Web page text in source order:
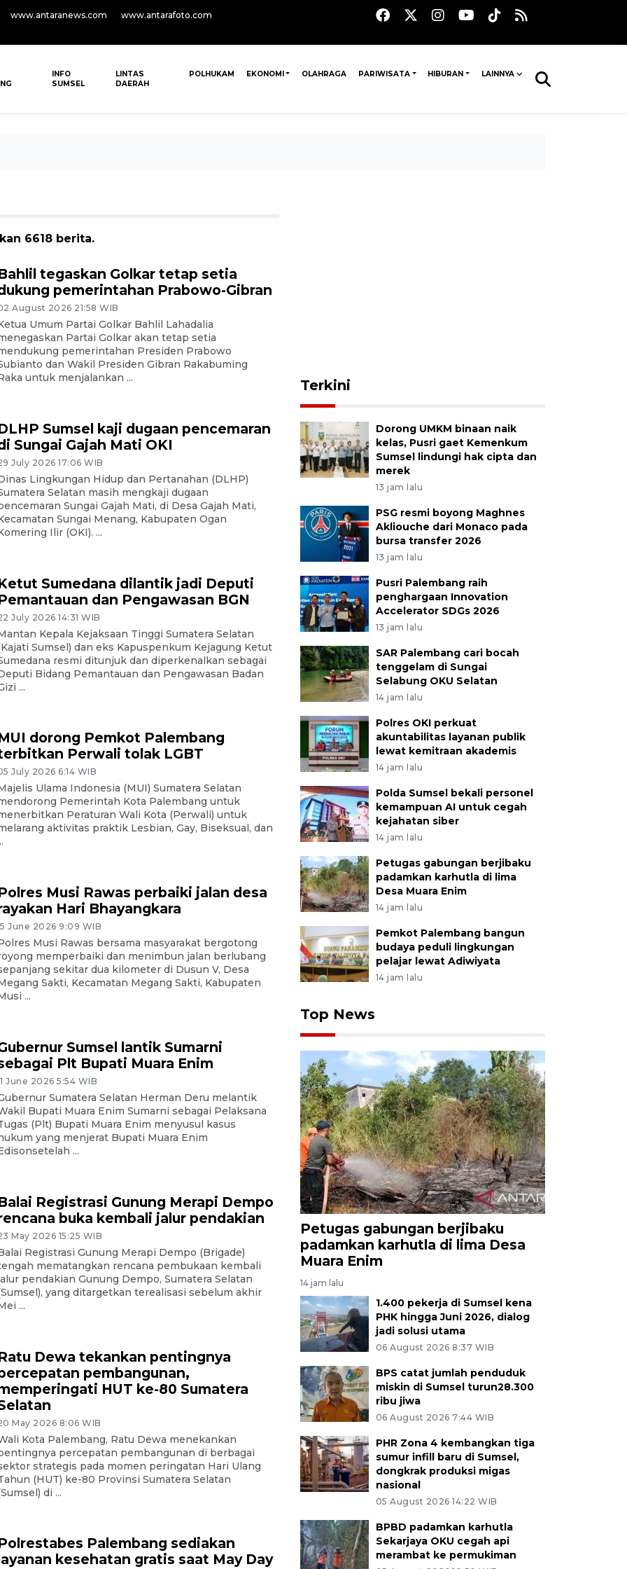
www.antaranews.com www.antarafoto.com
INFO
SUMSEL
LINTAS
DAERAH
POLHUKAM EKONOMI OLAHRAGA PARIWISATA HIBURAN LAINNYA
6618 berita.
tegaskan Golkar tetap setia
pemerintahan Prabowo-Gibran
August 2026 21:58 WIB
Umum Partai Golkar Bahlil Lahadalia
Partai Golkar akan tetap setia
pemerintahan Presiden Prabowo
dan Wakil Presiden Gibran Rakabuming
untuk menjalankan ...
Sumsel kaji dugaan pencemaran
Sungai Gajah Mati OKI
July 2026 17:06 WIB
Lingkungan Hidup dan Pertanahan (DLHP)
Selatan masih mengkaji dugaan
Sungai Gajah Mati, di Desa Gajah Mati,
Sungai Menang, Kabupaten Ogan
Ilir (OKI). ...
Sumedana dilantik jadi Deputi
dan Pengawasan BGN
July 2026 14:31 WIB
Kepala Kejaksaan Tinggi Sumatera Selatan
Sumsel) dan eks Kapuspenkum Kejagung Ketut
resmi ditunjuk dan diperkenalkan sebagai
Bidang Pemantauan dan Pengawasan Badan
...
dorong Pemkot Palembang
Perwali tolak LGBT
July 2026 6:14 WIB
Ulama Indonesia (MUI) Sumatera Selatan
Pemerintah Kota Palembang untuk
Peraturan Wali Kota (Perwali) untuk
aktivitas praktik Lesbian, Gay, Biseksual, dan
Musi Rawas perbaiki jalan desa
Hari Bhayangkara
June 2026 9:09 WIB
Musi Rawas bersama masyarakat bergotong
memperbaiki dan menimbun jalan berlubang
sekitar dua kilometer di Dusun V, Desa
Sakti, Kecamatan Megang Sakti, Kabupaten
...
Sumsel lantik Sumarni
Plt Bupati Muara Enim
June 2026 5:54 WIB
Sumatera Selatan Herman Deru melantik
Bupati Muara Enim Sumarni sebagai Pelaksana
(Plt) Bupati Muara Enim menyusul kasus
yang menjerat Bupati Muara Enim
...
Registrasi Gunung Merapi Dempo
buka kembali jalur pendakian
May 2026 15:25 WIB
Registrasi Gunung Merapi Dempo (Brigade)
mematangkan rencana pembukaan kembali
pendakian Gunung Dempo, Sumatera Selatan
yang ditargetkan terealisasi sebelum akhir
...
Dewa tekankan pentingnya
pembangunan,
HUT ke-80 Sumatera
May 2026 8:06 WIB
Kota Palembang, Ratu Dewa menekankan
percepatan pembangunan di berbagai
strategis pada momen peringatan Hari Ulang
(HUT) ke-80 Provinsi Sumatera Selatan
di ...
Palembang sediakan
kesehatan gratis saat May Day
Terkini
Dorong UMKM binaan naik
kelas, Pusri gaet Kemenkum
Sumsel lindungi hak cipta dan
merek
13 jam lalu
PSG resmi boyong Maghnes
Akliouche dari Monaco pada
bursa transfer 2026
13 jam lalu
Pusri Palembang raih
penghargaan Innovation
Accelerator SDGs 2026
13 jam lalu
SAR Palembang cari bocah
tenggelam di Sungai
Selabung OKU Selatan
14 jam lalu
Polres OKI perkuat
akuntabilitas layanan publik
lewat kemitraan akademis
14 jam lalu
Polda Sumsel bekali personel
kemampuan AI untuk cegah
kejahatan siber
14 jam lalu
Petugas gabungan berjibaku
padamkan karhutla di lima
Desa Muara Enim
14 jam lalu
Pemkot Palembang bangun
budaya peduli lingkungan
pelajar lewat Adiwiyata
14 jam lalu
Top News
Petugas gabungan berjibaku
padamkan karhutla di lima Desa
Muara Enim
14 jam lalu
1.400 pekerja di Sumsel kena
PHK hingga Juni 2026, dialog
jadi solusi utama
06 August 2026 8:37 WIB
BPS catat jumlah penduduk
miskin di Sumsel turun28.300
ribu jiwa
06 August 2026 7:44 WIB
PHR Zona 4 kembangkan tiga
sumur infill baru di Sumsel,
dongkrak produksi migas
nasional
05 August 2026 14:22 WIB
BPBD padamkan karhutla
Sekarjaya OKU cegah api
merambat ke permukiman